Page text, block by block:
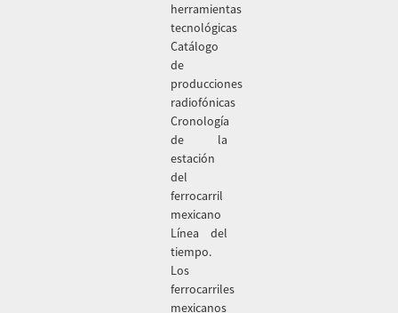
herramientas
tecnológicas
Catálogo
de
producciones
radiofónicas
Cronología
de la
estación
del
ferrocarril
mexicano
Línea del
tiempo.
Los
ferrocarriles
mexicanos